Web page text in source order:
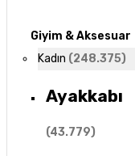
Giyim & Aksesuar
Kadın (248.375)
Ayakkabı
(43.779)